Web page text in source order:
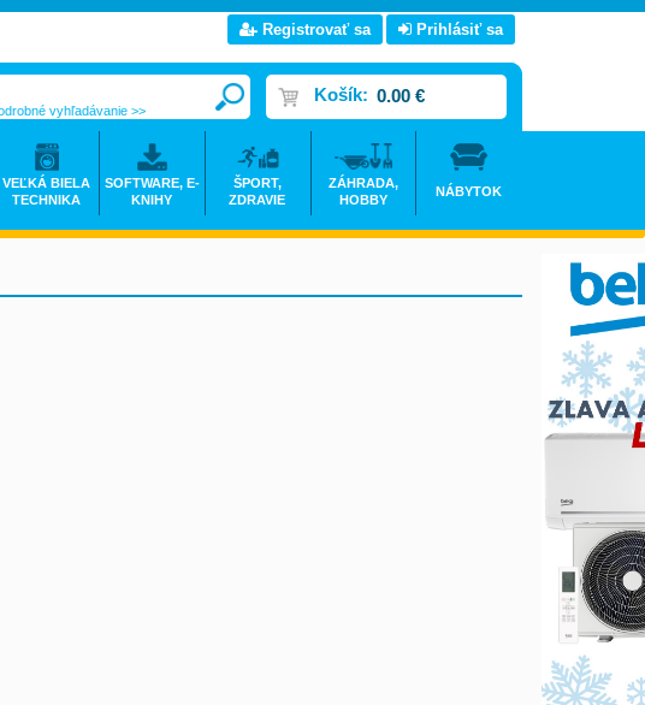
Registrovať sa Prihlásiť sa
Košík: 0.00 €
vyhľadávanie >>
VEĽKÁ BIELA
TECHNIKA
SOFTWARE, E-
KNIHY
ŠPORT,
ZDRAVIE
ZÁHRADA,
HOBBY
NÁBYTOK